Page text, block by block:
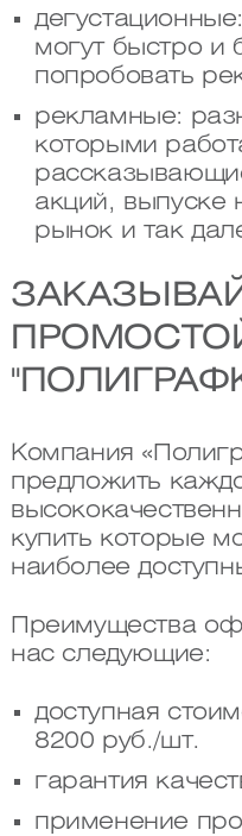
могут быстро и
попробовать
рекламные:
которыми
акций, выпуске
рынок и так
Компания
предложить
купить которые
наиболее
Преимущества
нас следующие:
доступная
8200 руб./шт.
гарантия
применение